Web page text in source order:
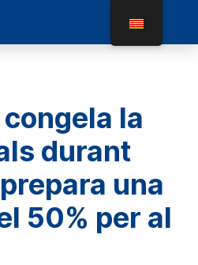
la
durant
una
50% per al